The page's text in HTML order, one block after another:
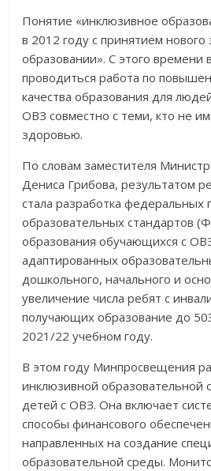
Понятие «инклюзивное
в 2012 году с принятием нового
образовании». С этого времени
проводиться работа по
качества образования для
ОВЗ совместно с теми, кто не
здоровью.
По словам заместителя
Дениса Грибова, результатом
стала разработка федеральных
образовательных стандартов
образования обучающихся с
адаптированных
дошкольного, начального и
увеличение числа ребят с
получающих образование до
2021/22 учебном году.
В этом году Минпросвещения
инклюзивной образовательной
детей с ОВЗ. Она включает
способы финансового
направленных на создание
образовательной среды.